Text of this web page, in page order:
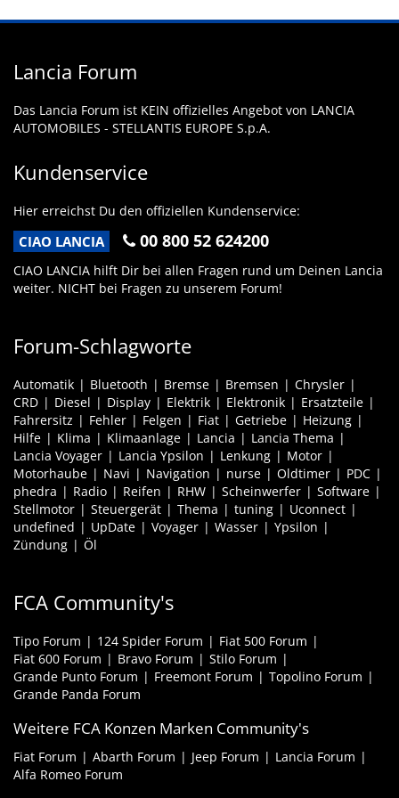
Lancia Forum
Das Lancia Forum ist KEIN offizielles Angebot von LANCIA
AUTOMOBILES - STELLANTIS EUROPE S.p.A.
Kundenservice
Hier erreichst Du den offiziellen Kundenservice:
CIAO LANCIA 00 800 52 624200
CIAO LANCIA hilft Dir bei allen Fragen rund um Deinen Lancia
weiter. NICHT bei Fragen zu unserem Forum!
Forum-Schlagworte
Automatik Bluetooth Bremse Bremsen
Chrysler
CRD
Diesel Display Elektrik Elektronik
Ersatzteile
Fahrersitz
Fehler Felgen Fiat Getriebe
Heizung
Hilfe
Klima Klimaanlage Lancia
Lancia Thema
Lancia Voyager
Lancia Ypsilon Lenkung
Motor
Motorhaube
Navi Navigation nurse Oldtimer
PDC
phedra
Radio Reifen RHW Scheinwerfer
Software
Stellmotor
Steuergerät Thema tuning
Uconnect
undefined
UpDate Voyager Wasser
Ypsilon
Zündung
Öl
FCA Community's
Tipo Forum 124 Spider Forum
Fiat 500 Forum
Fiat 600 Forum
Bravo Forum
Stilo Forum
Grande Punto Forum
Freemont Forum
Topolino Forum
Grande Panda Forum
Weitere FCA Konzen Marken Community's
Fiat Forum Abarth Forum Jeep Forum
Lancia Forum
Alfa Romeo Forum